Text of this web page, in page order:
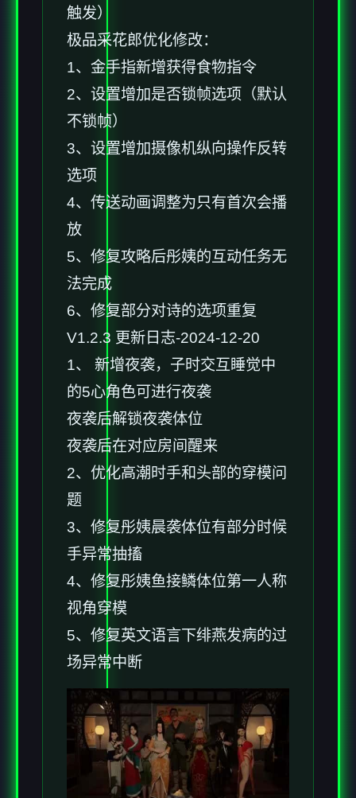
触发）
极品采花郎优化修改：
1、金手指新增获得食物指令
2、设置增加是否锁帧选项（默认
不锁帧）
3、设置增加摄像机纵向操作反转
选项
4、传送动画调整为只有首次会播
放
5、修复攻略后彤姨的互动任务无
法完成
6、修复部分对诗的选项重复
V1.2.3 更新日志-2024-12-20
1、 新增夜袭，子时交互睡觉中
的5心角色可进行夜袭
夜袭后解锁夜袭体位
夜袭后在对应房间醒来
2、优化高潮时手和头部的穿模问
题
3、修复彤姨晨袭体位有部分时候
手异常抽搐
4、修复彤姨鱼接鳞体位第一人称
视角穿模
5、修复英文语言下绯燕发病的过
场异常中断